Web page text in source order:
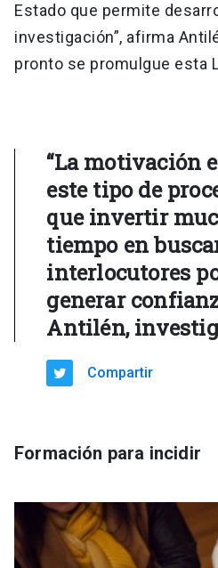
Estado que permite
investigación”, afirma
pronto se promulgue esta
“La motivación
este tipo de
que invertir
tiempo en
interlocutores
generar
Antilén,
Compartir
Formación para incidir